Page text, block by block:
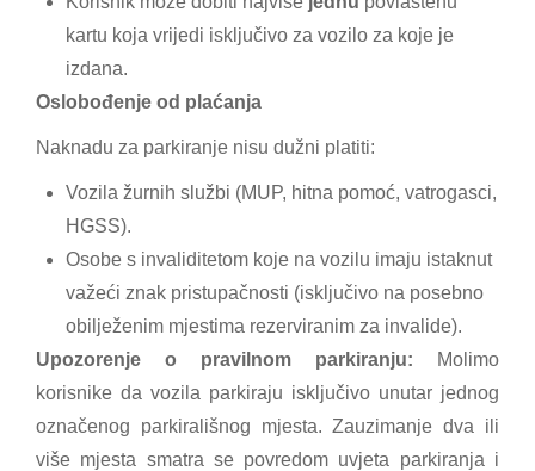
kartu koja vrijedi isključivo za vozilo za koje je
izdana.
Oslobođenje od plaćanja
Naknadu za parkiranje nisu dužni platiti:
Vozila žurnih službi (MUP, hitna pomoć, vatrogasci,
HGSS).
Osobe s invaliditetom koje na vozilu imaju istaknut
važeći znak pristupačnosti (isključivo na posebno
obilježenim mjestima rezerviranim za invalide).
Upozorenje o pravilnom parkiranju: Molimo
korisnike da vozila parkiraju isključivo unutar jednog
označenog parkirališnog mjesta. Zauzimanje dva ili
više mjesta smatra se povredom uvjeta parkiranja i